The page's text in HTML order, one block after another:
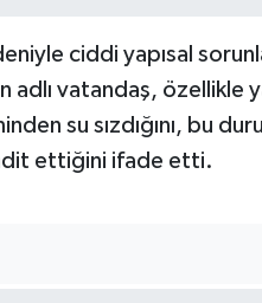
ciddi yapısal
vatandaş, özellikle
su sızdığını, bu
ettiğini ifade etti.